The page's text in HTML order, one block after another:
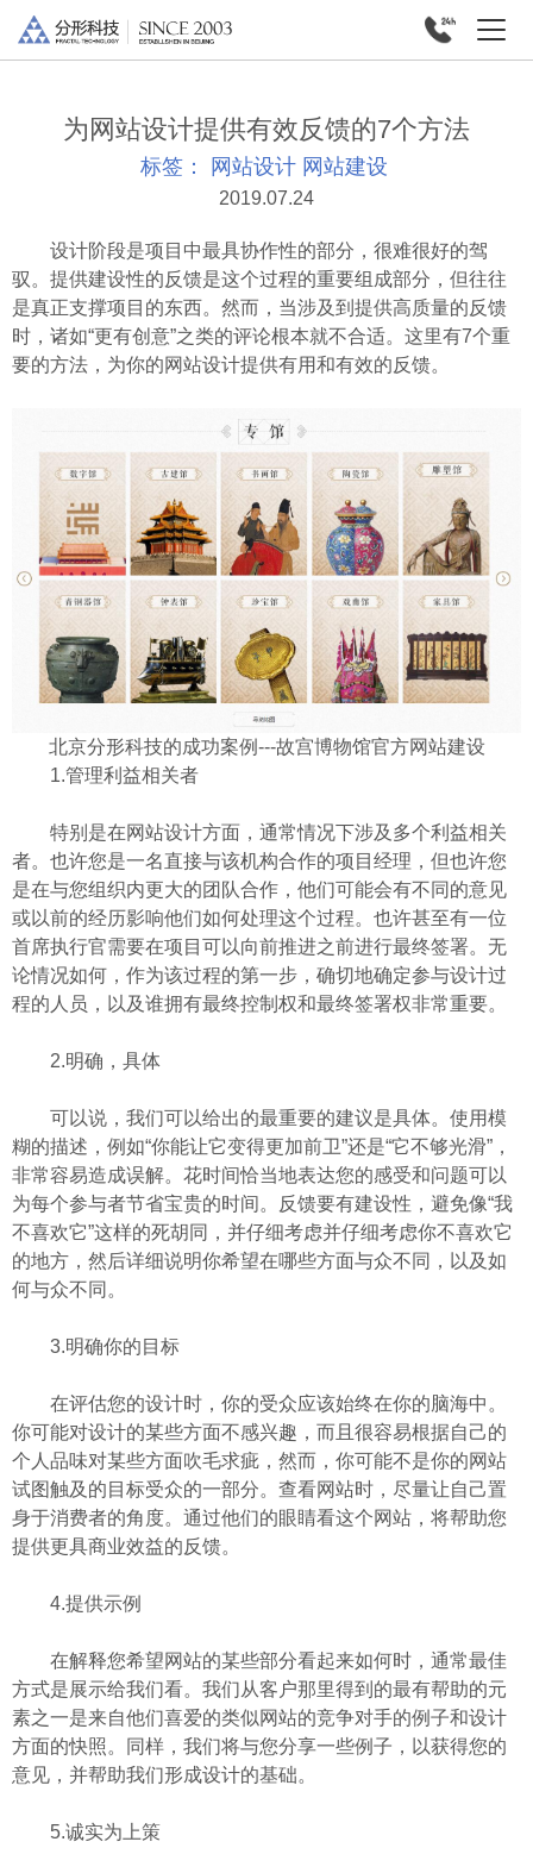
为网站设计提供有效反馈的7个方法
标签： 网站设计 网站建设
2019.07.24
设计阶段是项目中最具协作性的部分，很难很好的驾
驭。提供建设性的反馈是这个过程的重要组成部分，但往往
是真正支撑项目的东西。然而，当涉及到提供高质量的反馈
时，诸如“更有创意”之类的评论根本就不合适。这里有7个重
要的方法，为你的网站设计提供有用和有效的反馈。
北京分形科技的成功案例---故宫博物馆官方网站建设
1.管理利益相关者
特别是在网站设计方面，通常情况下涉及多个利益相关
者。也许您是一名直接与该机构合作的项目经理，但也许您
是在与您组织内更大的团队合作，他们可能会有不同的意见
或以前的经历影响他们如何处理这个过程。也许甚至有一位
首席执行官需要在项目可以向前推进之前进行最终签署。无
论情况如何，作为该过程的第一步，确切地确定参与设计过
程的人员，以及谁拥有最终控制权和最终签署权非常重要。
2.明确，具体
可以说，我们可以给出的最重要的建议是具体。使用模
糊的描述，例如“你能让它变得更加前卫”还是“它不够光滑”，
非常容易造成误解。花时间恰当地表达您的感受和问题可以
为每个参与者节省宝贵的时间。反馈要有建设性，避免像“我
不喜欢它”这样的死胡同，并仔细考虑并仔细考虑你不喜欢它
的地方，然后详细说明你希望在哪些方面与众不同，以及如
何与众不同。
3.明确你的目标
在评估您的设计时，你的受众应该始终在你的脑海中。
你可能对设计的某些方面不感兴趣，而且很容易根据自己的
个人品味对某些方面吹毛求疵，然而，你可能不是你的网站
试图触及的目标受众的一部分。查看网站时，尽量让自己置
身于消费者的角度。通过他们的眼睛看这个网站，将帮助您
提供更具商业效益的反馈。
4.提供示例
在解释您希望网站的某些部分看起来如何时，通常最佳
方式是展示给我们看。我们从客户那里得到的最有帮助的元
素之一是来自他们喜爱的类似网站的竞争对手的例子和设计
方面的快照。同样，我们将与您分享一些例子，以获得您的
意见，并帮助我们形成设计的基础。
5.诚实为上策